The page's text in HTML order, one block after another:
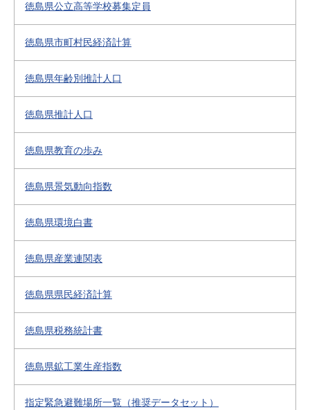
徳島県公立高等学校募集定員
徳島県市町村民経済計算
徳島県年齢別推計人口
徳島県推計人口
徳島県教育の歩み
徳島県景気動向指数
徳島県環境白書
徳島県産業連関表
徳島県県民経済計算
徳島県税務統計書
徳島県鉱工業生産指数
指定緊急避難場所一覧（推奨データセット）